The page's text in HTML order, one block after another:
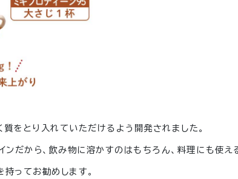
をとり入れていただけるよう開発されました。
だから、飲み物に溶かすのはもちろん、料理にも使え
ってお勧めします。